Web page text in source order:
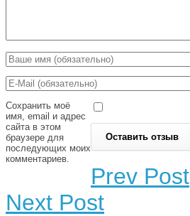
Сохранить моё
имя, email и адрес
сайта в этом
браузере для
последующих моих
комментариев.
Prev Post
Next Post